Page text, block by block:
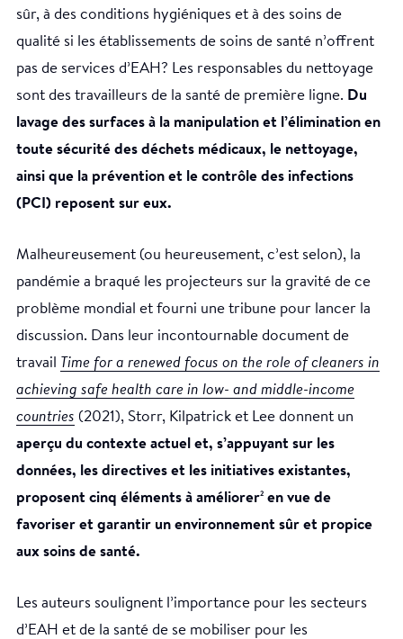
sûr, à des conditions hygiéniques et à des soins de
qualité si les établissements de soins de santé n’offrent
pas de services d’EAH? Les responsables du nettoyage
sont des travailleurs de la santé de première ligne. Du
lavage des surfaces à la manipulation et l’élimination en
toute sécurité des déchets médicaux, le nettoyage,
ainsi que la prévention et le contrôle des infections
(PCI) reposent sur eux.
Malheureusement (ou heureusement, c’est selon), la
pandémie a braqué les projecteurs sur la gravité de ce
problème mondial et fourni une tribune pour lancer la
discussion. Dans leur incontournable document de
travail
Time for a renewed focus on the role of cleaners in
achieving safe health care in low- and middle-income
countries (2021), Storr, Kilpatrick et Lee donnent un
aperçu du contexte actuel et, s’appuyant sur les
données, les directives et les initiatives existantes,
proposent cinq éléments à améliorer2 en vue de
favoriser et garantir un environnement sûr et propice
aux soins de santé.
Les auteurs soulignent l’importance pour les secteurs
d’EAH et de la santé de se mobiliser pour les